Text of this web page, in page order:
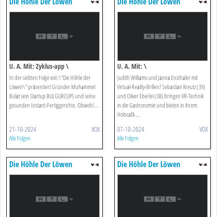
U. A. Mit: Zyklus-app \
In der siebten Folge von \"Die Höhle der
Löwen\" präsentiert Gründer Muhammet
Bulat sein Startup BULGURCUPS und seine
gesunden Instant-Fertiggerichte. Obwohl ...
21-10-2024 VOX
Alle Folgen
U. A. Mit: \
Judith Williams und Janna Ensthaler mit
Virtual-Reality-Brillen? Sebastian Kreutz (39)
und Oliver Eberlei (38) bringen VR-Technik
in die Gastronomie und bieten in ihrem
Holocaf& ...
07-10-2024 VOX
Alle Folgen
Die Höhle Der Löwen Die Höhle Der Löwen